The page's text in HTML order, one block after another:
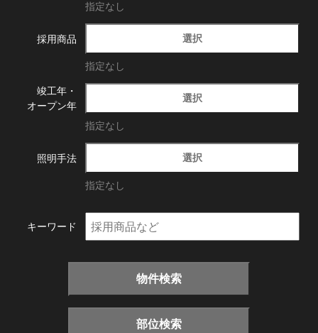
指定なし
採用商品 選択
指定なし
竣工年・
オープン年
選択
指定なし
照明手法 選択
指定なし
キーワード
物件検索
部位検索